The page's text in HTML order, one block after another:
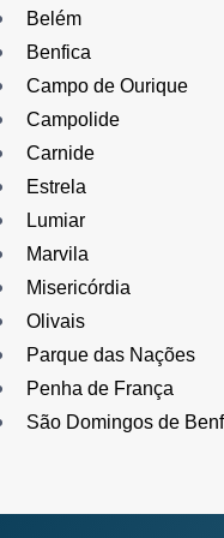
Belém
Benfica
Campo de Ourique
Campolide‎
Carnide
Estrela
Lumiar‎
Marvila
Misericórdia
Olivais
Parque das Nações‎
Penha de França
São Domingos de